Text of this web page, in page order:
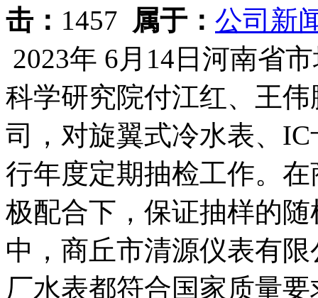
击： 1457 属于： 公司新
2023年 6月14日河南省
科学研究院付江红、王
司，对旋翼式冷水表、
行年度定期抽检工作。
极配合下，保证抽样的
中，商丘市清源仪表有
厂水表都符合国家质量要